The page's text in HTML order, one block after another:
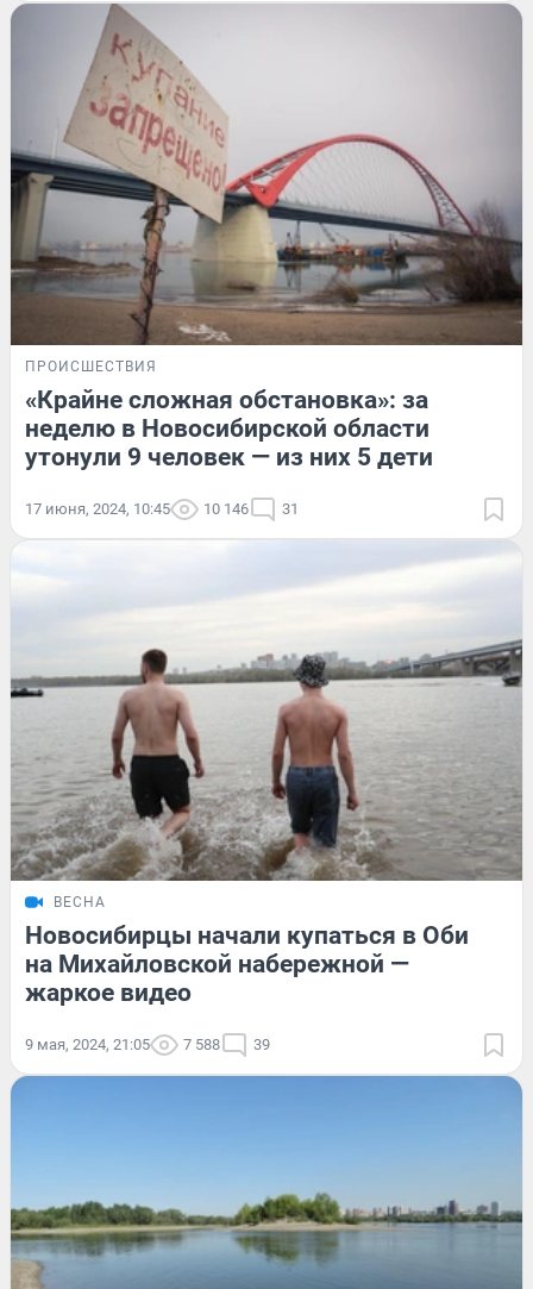
ПРОИСШЕСТВИЯ
«Крайне сложная обстановка»: за
неделю в Новосибирской области
утонули 9 человек — из них 5 дети
17 июня, 2024, 10:45 10 146 31
ВЕСНА
Новосибирцы начали купаться в Оби
на Михайловской набережной —
жаркое видео
9 мая, 2024, 21:05 7 588 39